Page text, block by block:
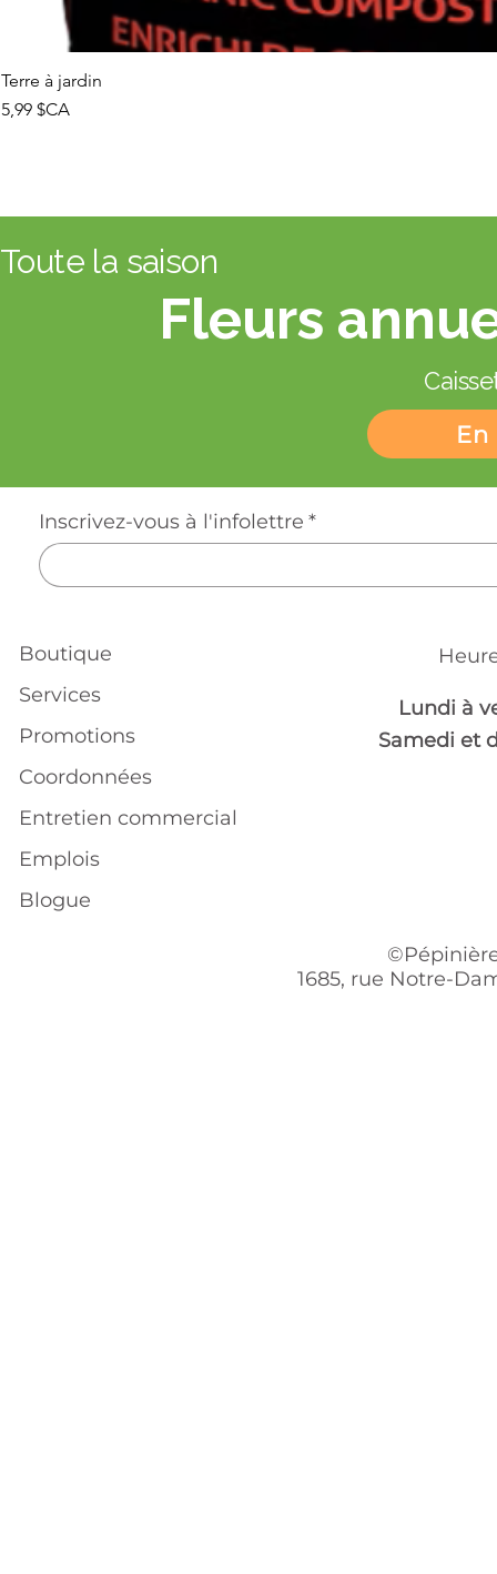
Terre à jardin
Prix
5,99 $CA
Fleurs
Toute la saison
Inscrivez-vous à l'infolettre *
Boutique
Services
Promotions
Coordonnées
Entretien commercial
Emplois
Blogue
Lundi à
Samedi et
1685, rue Notre-